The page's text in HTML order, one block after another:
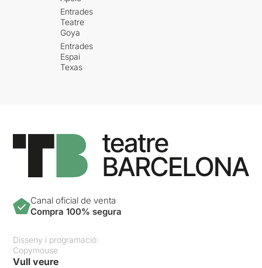
Entrades
Teatre
Goya
Entrades
Espai
Texas
Canal oficial de venta
Compra 100% segura
Disseny i programació:
Copymouse
Vull veure